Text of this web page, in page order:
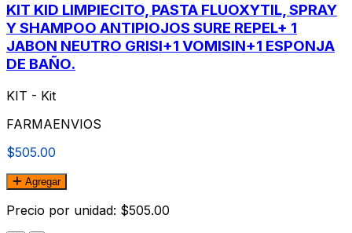
KIT KID LIMPIECITO, PASTA FLUOXYTIL, SPRAY
Y SHAMPOO ANTIPIOJOS SURE REPEL+ 1
JABON NEUTRO GRISI+1 VOMISIN+1 ESPONJA
DE BAÑO.
KIT - Kit
FARMAENVIOS
$505.00
Agregar
Precio por unidad: $505.00